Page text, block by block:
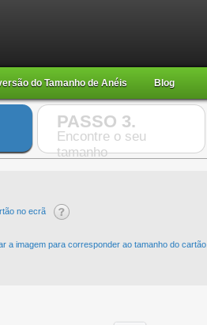
do Tamanho de Anéis Blog
PASSO 3.
Encontre o seu
tamanho
no ecrã
a imagem para corresponder ao tamanho do cartão.